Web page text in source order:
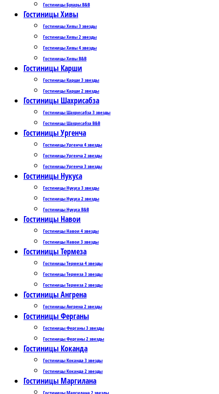
Гостиницы Бухары B&B
Гостиницы Хивы
Гостиницы Хивы 3 звезды
Гостиницы Хивы 2 звезды
Гостиницы Хивы 4 звезды
Гостиницы Хивы B&B
Гостиницы Карши
Гостиницы Карши 3 звезды
Гостиницы Карши 2 звезды
Гостиницы Шахрисабза
Гостиницы Шахрисабза 3 звезды
Гостиницы Шахрисабза B&B
Гостиницы Ургенча
Гостиницы Ургенча 4 звезды
Гостиницы Ургенча 2 звезды
Гостиницы Ургенча 3 звезды
Гостиницы Нукуса
Гостиницы Нукуса 3 звезды
Гостиницы Нукуса 2 звезды
Гостиницы Нукуса B&B
Гостиницы Навои
Гостиницы Навои 4 звезды
Гостиницы Навои 3 звезды
Гостиницы Термеза
Гостиницы Термеза 4 звезды
Гостиницы Термеза 3 звезды
Гостиницы Термеза 2 звезды
Гостиницы Ангрена
Гостиницы Ангрена 2 звезды
Гостиницы Ферганы
Гостиницы Ферганы 3 звезды
Гостиницы Ферганы 2 звезды
Гостиницы Коканда
Гостиницы Коканда 3 звезды
Гостиницы Коканда 2 звезды
Гостиницы Маргилана
Гостиницы Маргилана 2 звезды